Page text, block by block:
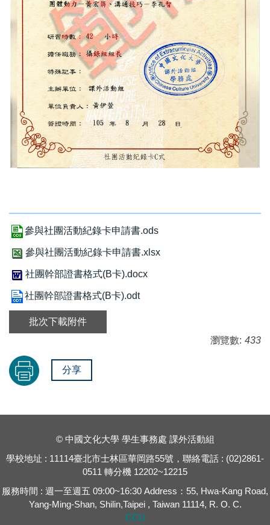
參與社團活動紀錄卡申請書.ods
參與社團活動紀錄卡申請書.xlsx
社團幹部證書格式(B卡).docx
社團幹部證書格式(B卡).odt
批次下載附件
瀏覽數: 433
分享
© 中國文化大學 學生事務處 課外活動組
學校地址 : 11114臺北市士林區華岡路55號，聯絡電話 : (02)2861-
0511 轉分機 12202~12215
服務時間 : 週一至週五 09:00~16:30 Address：55, Hwa-Kang Road,
Yang-Ming-Shan, Shilin,Taipei , Taiwan 11114, R. O. C.
CCU